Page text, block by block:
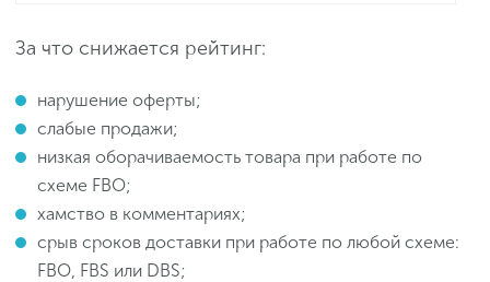
За что снижается рейтинг:
нарушение оферты;
слабые продажи;
низкая оборачиваемость товара при работе по
схеме FBO;
хамство в комментариях;
срыв сроков доставки при работе по любой схеме:
FBO, FBS или DBS;